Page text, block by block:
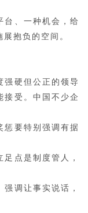
台、一种机会，给
抱负的空间。
强硬但公正的领导
接受。中国不少企
惩要特别强调有据
点是制度管人，
调让事实说话，